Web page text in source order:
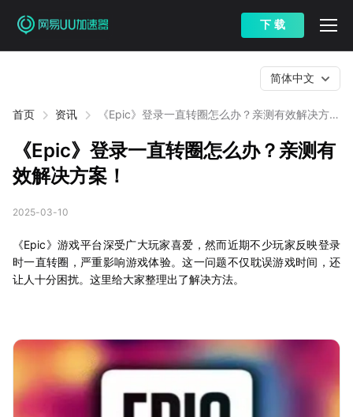
下 载
首页 资讯
《Epic》登录一直转圈怎么办？亲测有效解决方
简体中文
《Epic》登录一直转圈怎么办？亲测有
效解决方案！
2025-03-10
《Epic》游戏平台深受广大玩家喜爱，然而近期不少玩家反映登录
时一直转圈，严重影响游戏体验。这一问题不仅耽误游戏时间，还
让人十分困扰。这里给大家整理出了解决方法。